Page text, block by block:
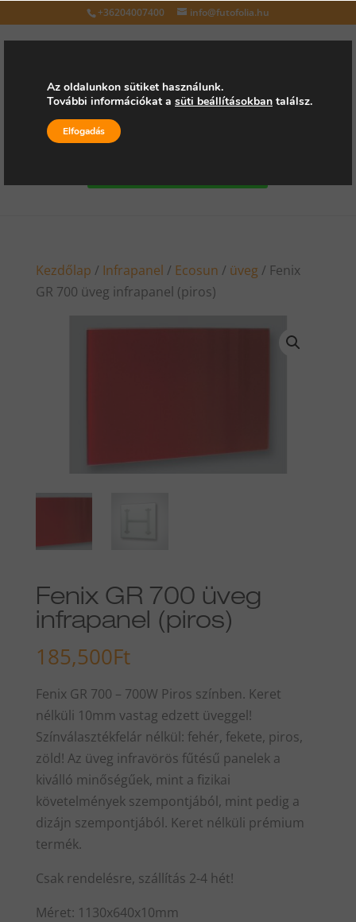
+36204007400 info@futofolia.hu
Válasszon oldalt
Kezdőlap / Infrapanel / Ecosun / üveg / Fenix
GR 700 üveg infrapanel (piros)
Fenix GR 700 üveg
infrapanel (piros)
185,500Ft
Fenix GR 700 – 700W Piros színben. Keret
nélküli 10mm vastag edzett üveggel!
Színválasztékfelár nélkül: fehér, fekete, piros,
zöld! Az üveg infravörös fűtésű panelek a
kiválló minőségűek, mint a fizikai
követelmények szempontjából, mint pedig a
dizájn szempontjából. Keret nélküli prémium
termék.
Csak rendelésre, szállítás 2-4 hét!
Méret: 1130x640x10mm
Az oldalunkon sütiket használunk.
További információkat a süti beállításokban találsz.
Elfogadás